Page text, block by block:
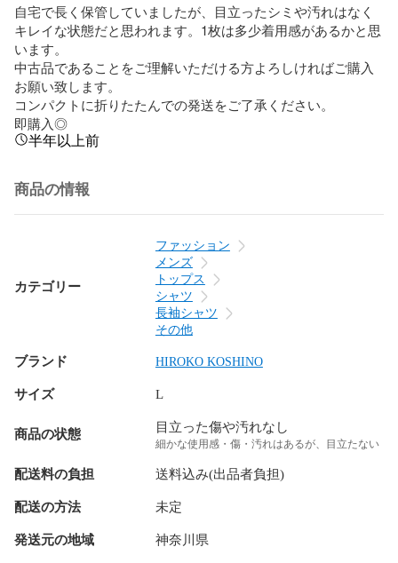
自宅で長く保管していましたが、目立ったシミや汚れはなく
キレイな状態だと思われます。1枚は多少着用感があるかと思
います。
中古品であることをご理解いただける方よろしければご購入
お願い致します。
コンパクトに折りたたんでの発送をご了承ください。
即購入◎
半年以上前
商品の情報
カテゴリー
ファッション
メンズ
トップス
シャツ
長袖シャツ
その他
ブランド HIROKO KOSHINO
サイズ L
商品の状態 目立った傷や汚れなし
細かな使用感・傷・汚れはあるが、目立たない
配送料の負担 送料込み(出品者負担)
配送の方法 未定
発送元の地域 神奈川県